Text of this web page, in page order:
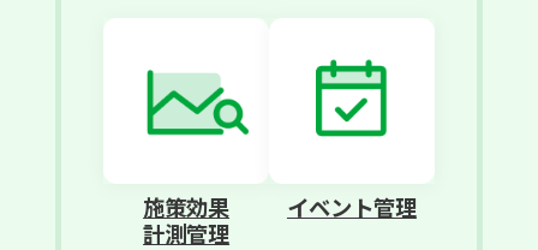
施策効果
計測管理
イベント管理